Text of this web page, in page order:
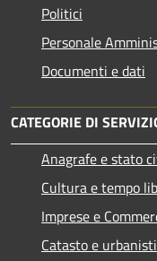
Politici
Personale
Documenti e dati
CATEGORIE DI
Anagrafe e stato
Cultura e tempo
Imprese e
Catasto e